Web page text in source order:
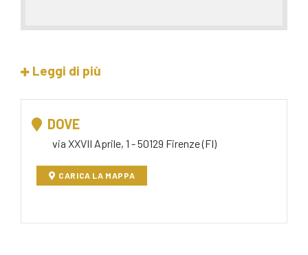
Leggi di più
DOVE
via XXVII Aprile, 1 - 50129 Firenze (FI)
CARICA LA MAPPA